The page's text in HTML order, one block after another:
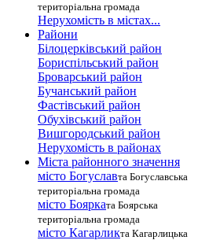
територіальна громада
Нерухомість в містах...
Райони
Білоцерківський район
Бориспільський район
Броварський район
Бучанський район
Фастівський район
Обухівський район
Вишгородський район
Нерухомість в районах
Міста районного значення
місто Богуславта Богуславська
територіальна громада
місто Боярката Боярська
територіальна громада
місто Кагарликта Кагарлицька